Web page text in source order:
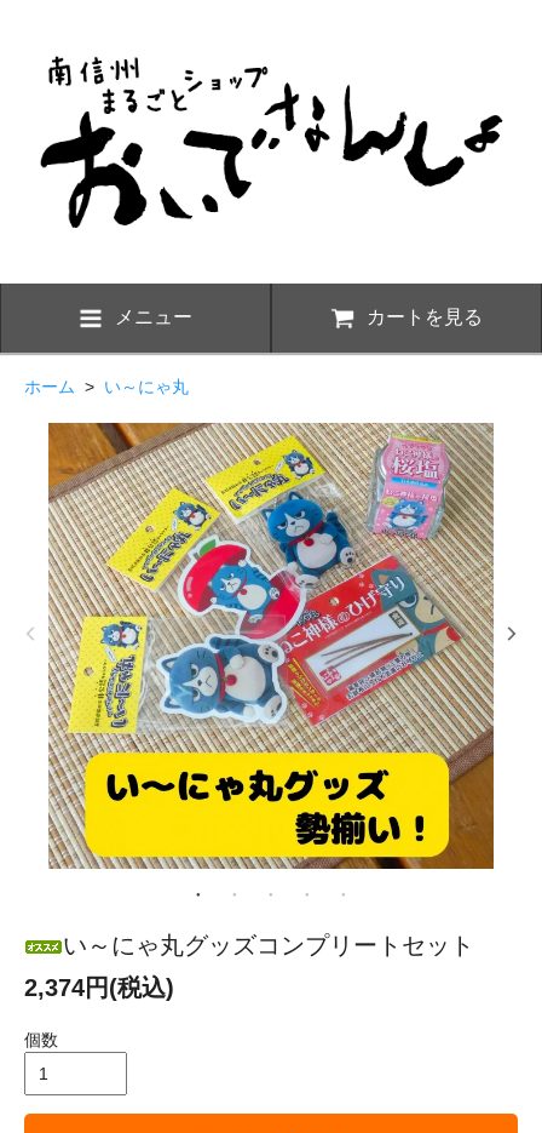
メニュー カートを見る
ホーム > い～にゃ丸
い～にゃ丸グッズコンプリートセット
2,374円(税込)
個数